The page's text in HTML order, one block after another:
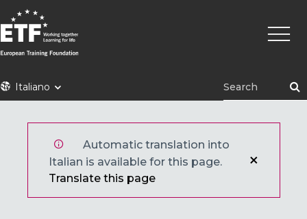
Skip
to
main
content
ETFItaliano
Main
Automatic translation into
Italian is available for this page.
Translate this page